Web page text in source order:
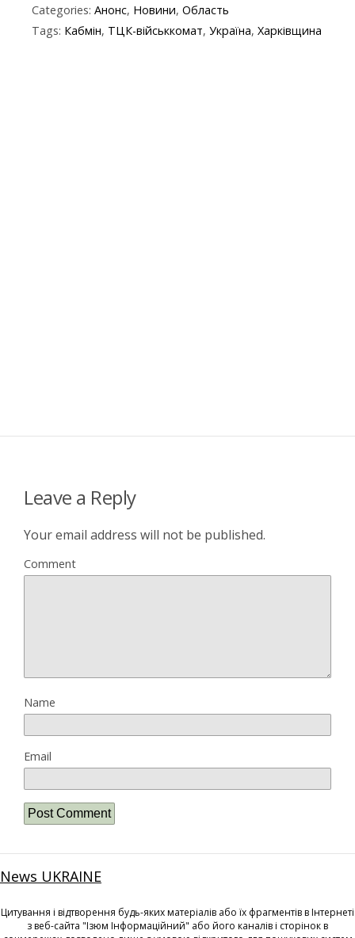
e
b
itte
gr
er at y
p
t ai
l
Categories: Анонс, Новини, Область
Tags: Кабмін, ТЦК-військкомат, Україна, Харківщина
Leave a Reply
Your email address will not be published.
Comment
Name
Email
News UKRAINE
Цитування і відтворення будь-яких матеріалів або їх фрагментів в Інтернеті
з веб-сайта "Ізюм Інформаційний" або його каналів і сторінок в